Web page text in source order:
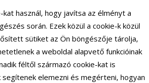
kat használ, hogy javítsa az élményt a
során. Ezek közül a cookie-k közül
sütiket az Ön böngészője tárolja,
a weboldal alapvető funkcióinak
féltől származó cookie-kat is
segítenek elemezni és megérteni, hogyan